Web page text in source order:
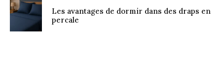
Les avantages de dormir dans des draps en
percale